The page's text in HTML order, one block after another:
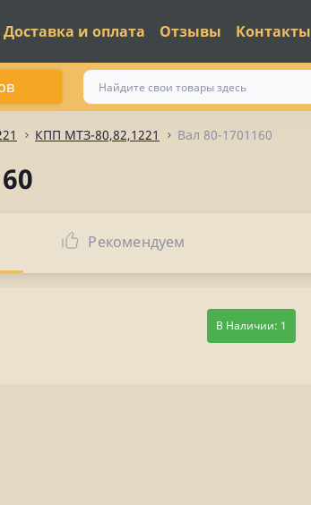
Доставка и оплата Отзывы Контакты
КПП МТЗ-80,82,1221 Вал 80-1701160
Рекомендуем
В Наличии: 1